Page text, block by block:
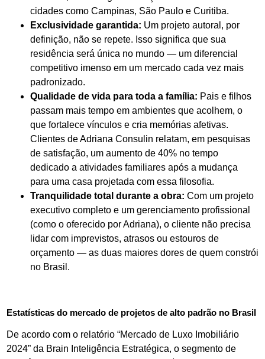
cidades como Campinas, São Paulo e Curitiba.
Exclusividade garantida: Um projeto autoral, por
definição, não se repete. Isso significa que sua
residência será única no mundo — um diferencial
competitivo imenso em um mercado cada vez mais
padronizado.
Qualidade de vida para toda a família: Pais e filhos
passam mais tempo em ambientes que acolhem, o
que fortalece vínculos e cria memórias afetivas.
Clientes de Adriana Consulin relatam, em pesquisas
de satisfação, um aumento de 40% no tempo
dedicado a atividades familiares após a mudança
para uma casa projetada com essa filosofia.
Tranquilidade total durante a obra: Com um projeto
executivo completo e um gerenciamento profissional
(como o oferecido por Adriana), o cliente não precisa
lidar com imprevistos, atrasos ou estouros de
orçamento — as duas maiores dores de quem constrói
no Brasil.
Estatísticas do mercado de projetos de alto padrão no Brasil
De acordo com o relatório “Mercado de Luxo Imobiliário
2024” da Brain Inteligência Estratégica, o segmento de